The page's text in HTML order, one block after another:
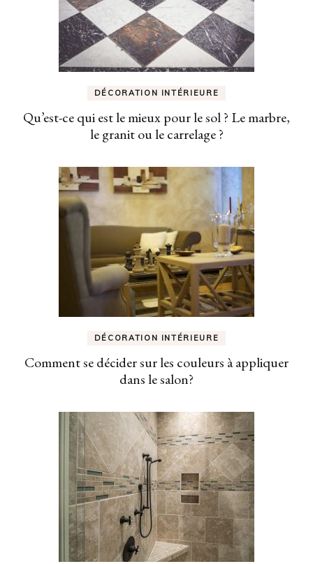
DÉCORATION INTÉRIEURE
Qu’est-ce qui est le mieux pour le sol ? Le marbre,
le granit ou le carrelage ?
DÉCORATION INTÉRIEURE
Comment se décider sur les couleurs à appliquer
dans le salon?